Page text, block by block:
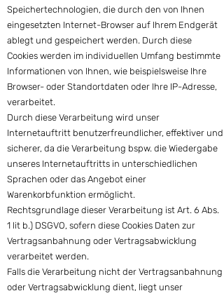
Speichertechnologien, die durch den von Ihnen
eingesetzten Internet-Browser auf Ihrem Endgerät
ablegt und gespeichert werden. Durch diese
Cookies werden im individuellen Umfang bestimmte
Informationen von Ihnen, wie beispielsweise Ihre
Browser- oder Standortdaten oder Ihre IP-Adresse,
verarbeitet.
Durch diese Verarbeitung wird unser
Internetauftritt benutzerfreundlicher, effektiver und
sicherer, da die Verarbeitung bspw. die Wiedergabe
unseres Internetauftritts in unterschiedlichen
Sprachen oder das Angebot einer
Warenkorbfunktion ermöglicht.
Rechtsgrundlage dieser Verarbeitung ist Art. 6 Abs.
1 lit b.) DSGVO, sofern diese Cookies Daten zur
Vertragsanbahnung oder Vertragsabwicklung
verarbeitet werden.
Falls die Verarbeitung nicht der Vertragsanbahnung
oder Vertragsabwicklung dient, liegt unser